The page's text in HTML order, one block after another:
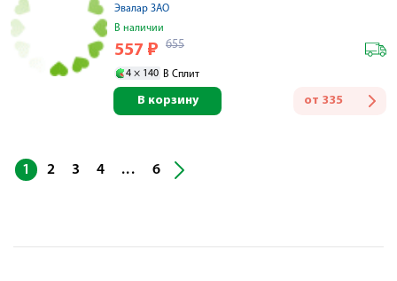
Эвалар ЗАО
В наличии
557 ₽ 655
4 × 140 В Сплит
от 335
В корзину
1 2 3 4 ... 6